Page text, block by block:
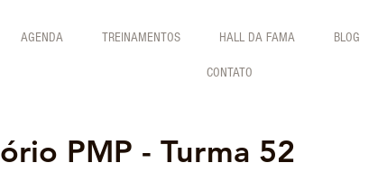
AGENDA TREINAMENTOS HALL DA FAMA BLOG
CONTATO
PMP - Turma 52